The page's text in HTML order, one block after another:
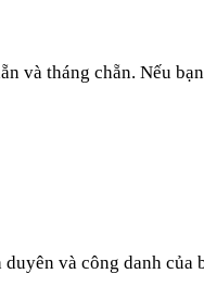
và tháng chẵn. Nếu
và công danh